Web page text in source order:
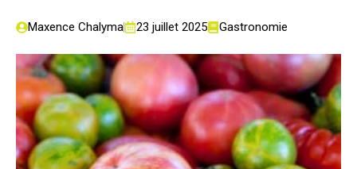
Maxence Chalyma 23 juillet 2025 Gastronomie